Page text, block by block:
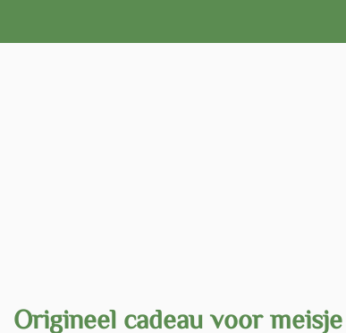
Origineel cadeau voor